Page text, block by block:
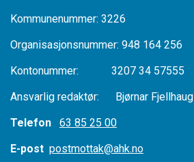
Kommunenummer: 3226
Organisasjonsnummer: 948 164 256
Kontonummer: 3207 34 57555
Ansvarlig redaktør: Bjørnar Fjellhaug
Telefon 63 85 25 00
E-post postmottak@ahk.no